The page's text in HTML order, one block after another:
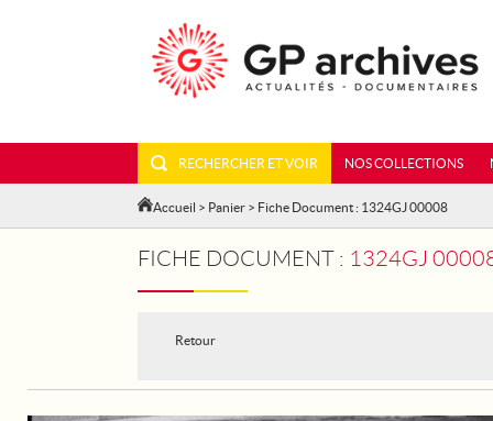
RECHERCHER ET VOIR NOS COLLECTIONS
Accueil > Panier > Fiche Document : 1324GJ 00008
FICHE DOCUMENT : 1324GJ 00008 - PARIS.
Retour